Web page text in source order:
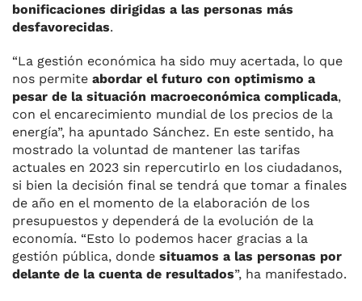
bonificaciones dirigidas a las personas más
desfavorecidas.
“La gestión económica ha sido muy acertada, lo que
nos permite abordar el futuro con optimismo a
pesar de la situación macroeconómica complicada,
con el encarecimiento mundial de los precios de la
energía”, ha apuntado Sánchez. En este sentido, ha
mostrado la voluntad de mantener las tarifas
actuales en 2023 sin repercutirlo en los ciudadanos,
si bien la decisión final se tendrá que tomar a finales
de año en el momento de la elaboración de los
presupuestos y dependerá de la evolución de la
economía. “Esto lo podemos hacer gracias a la
gestión pública, donde situamos a las personas por
delante de la cuenta de resultados”, ha manifestado.